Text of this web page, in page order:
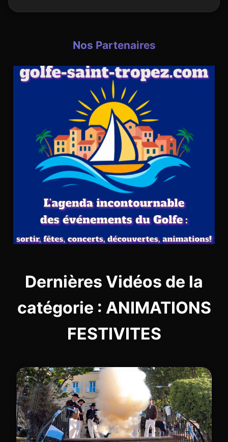
Nos Partenaires
Dernières Vidéos de la
catégorie : ANIMATIONS
FESTIVITES